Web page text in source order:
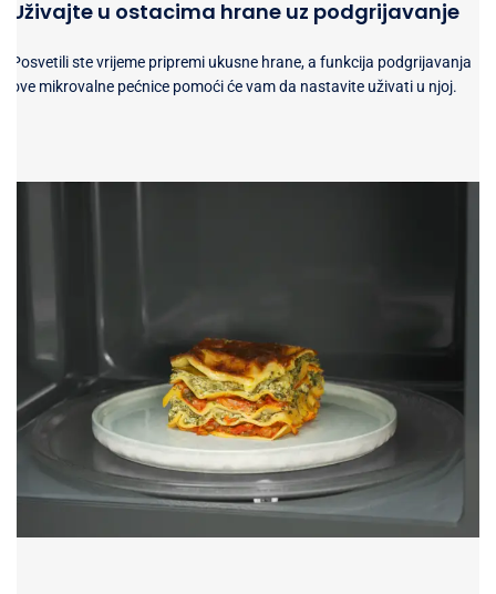
Uživajte u ostacima hrane uz podgrijavanje
Posvetili ste vrijeme pripremi ukusne hrane, a funkcija podgrijavanja
ove mikrovalne pećnice pomoći će vam da nastavite uživati u njoj.